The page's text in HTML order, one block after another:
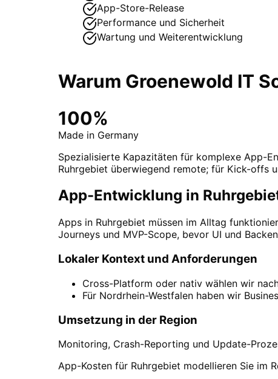
App-Store-Release
Performance und Sicherheit
Wartung und Weiterentwicklung
Warum Groenewold IT
100%
Made in Germany
Spezialisierte Kapazitäten für komplexe App-
Ruhrgebiet überwiegend remote; für Kick-offs
App-Entwicklung in
Apps in Ruhrgebiet müssen im Alltag
Journeys und MVP-Scope, bevor UI und
Lokaler Kontext und Anforderungen
Cross-Platform oder nativ wählen wir
Für Nordrhein-Westfalen haben wir
Umsetzung in der Region
Monitoring, Crash-Reporting und Update-
App-Kosten für Ruhrgebiet modellieren Sie im